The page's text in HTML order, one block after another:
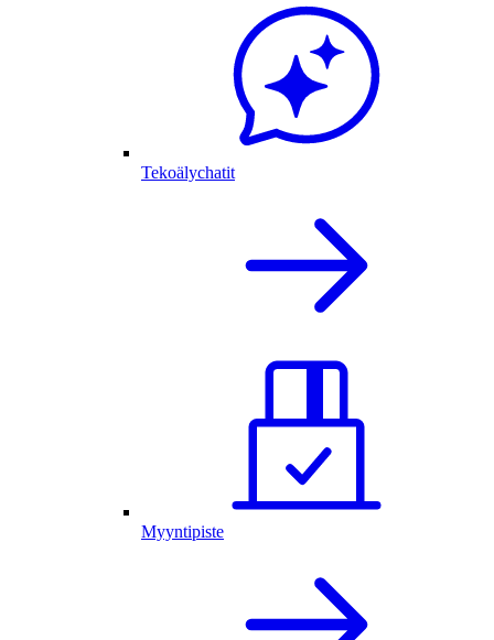
Tekoälychatit
Myyntipiste